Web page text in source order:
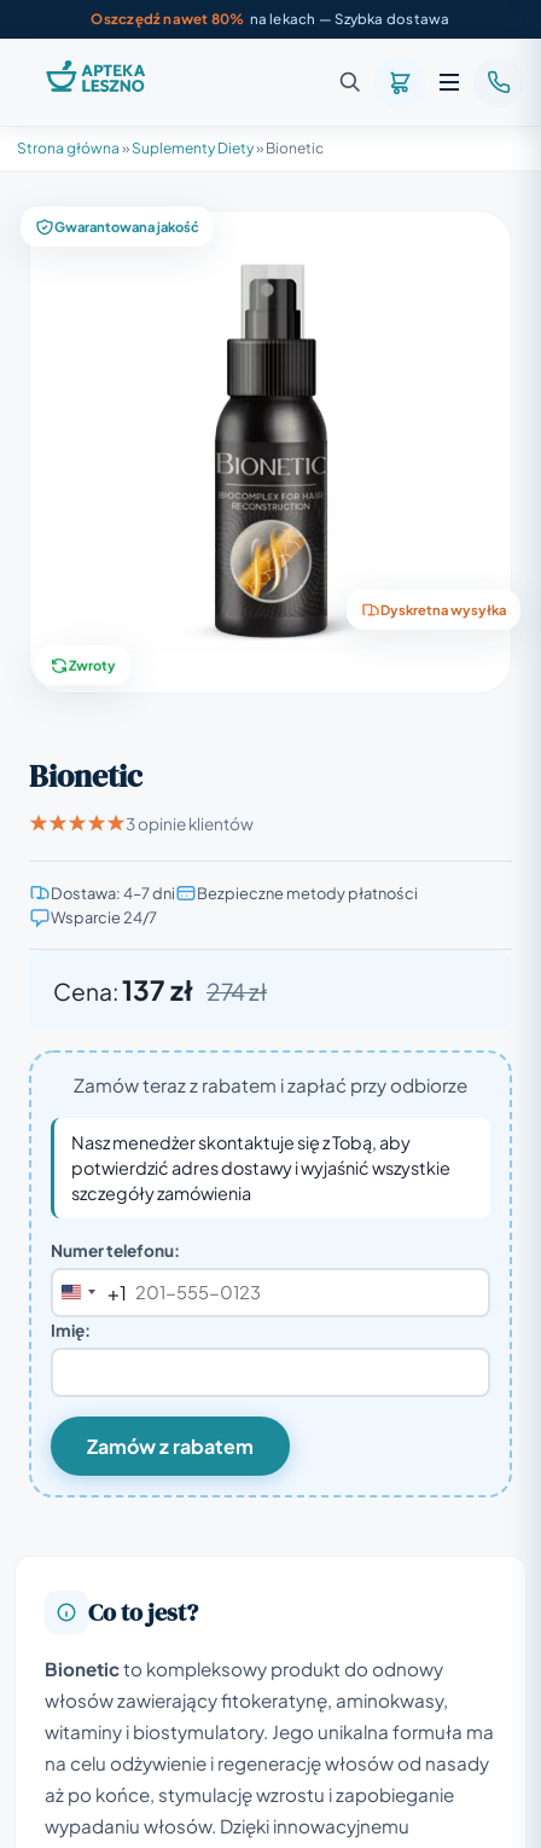
Oszczędź nawet 80% na lekach — Szybka dostawa
Strona główna » Suplementy Diety» Bionetic
Gwarantowana jakość
Dyskretna wysyłka
Zwroty
Bionetic
3 opinie klientów
Dostawa: 4–7 dni
Bezpieczne metody płatności
Wsparcie 24/7
Cena:137 zł 274 zł
Zamów teraz z rabatem i zapłać przy odbiorze
Nasz menedżer skontaktuje się z Tobą, aby
potwierdzić adres dostawy i wyjaśnić wszystkie
szczegóły zamówienia
Numer telefonu:
United
States
+1
Imię:
Zamów z rabatem
Co to jest?
Bioneticto kompleksowy produkt do odnowy
włosów zawierający fitokeratynę, aminokwasy,
witaminy i biostymulatory. Jego unikalna formuła ma
na celu odżywienie i regenerację włosów od nasady
aż po końce, stymulację wzrostu i zapobieganie
wypadaniu włosów. Dzięki innowacyjnemu